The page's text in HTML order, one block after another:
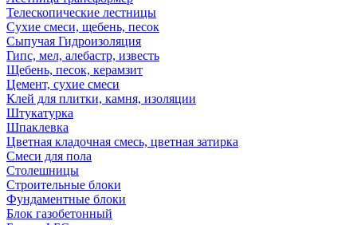
Телескопические лестницы
Сухие смеси, щебень, песок
Сыпучая Гидроизоляция
Гипс, мел, алебастр, известь
Щебень, песок, керамзит
Цемент, сухие смеси
Клей для плитки, камня, изоляции
Штукатурка
Шпаклевка
Цветная кладочная смесь, цветная затирка
Смеси для пола
Столешницы
Строительные блоки
Фундаментные блоки
Блок газобетонный